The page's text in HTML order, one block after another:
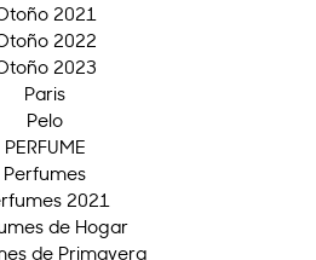
2021
2022
2023
Paris
Pelo
PERFUME
Perfumes
2021
de Hogar
de Primavera